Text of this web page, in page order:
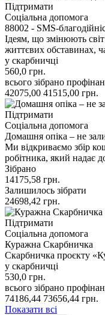
Підтримати
Соціальна допомога
88002 - SMS-
Ідеям, що змінюють
життєвих обставинах,
у скарбничці
560,0 грн.
всього зібрано
42075,00 41515,00 грн.
Підтримати
Соціальна допомога
Домашня опіка – не
Ми відкриваємо збір
робітника, який надає
Зібрано
14175,58 грн.
Залишилось зібрати
24698,42 грн.
Підтримати
Соціальна допомога
Куражна Скарбничка
Скарбничка проєкту
у скарбничці
530,0 грн.
всього зібрано
74186,44 73656,44 грн.
Показати всі